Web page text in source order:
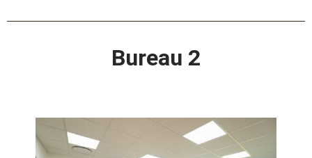
Bureau 2